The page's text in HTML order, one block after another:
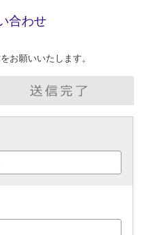
合わせ
お願いいたします。